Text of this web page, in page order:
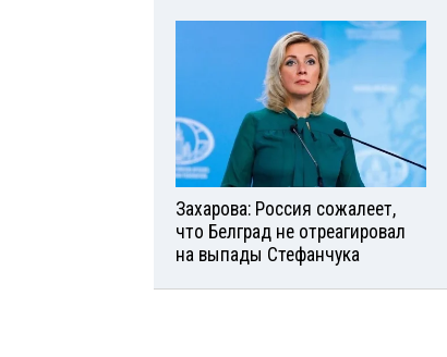
Захарова: Россия сожалеет,
что Белград не отреагировал
на выпады Стефанчука